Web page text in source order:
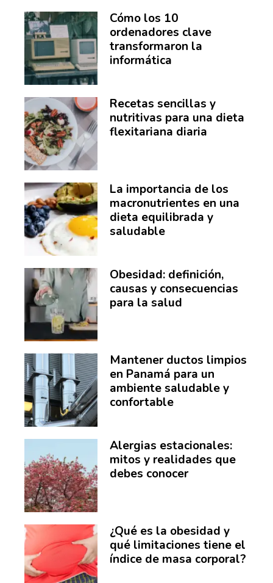
Cómo los 10
ordenadores clave
transformaron la
informática
Recetas sencillas y
nutritivas para una dieta
flexitariana diaria
La importancia de los
macronutrientes en una
dieta equilibrada y
saludable
Obesidad: definición,
causas y consecuencias
para la salud
Mantener ductos limpios
en Panamá para un
ambiente saludable y
confortable
Alergias estacionales:
mitos y realidades que
debes conocer
¿Qué es la obesidad y
qué limitaciones tiene el
índice de masa corporal?